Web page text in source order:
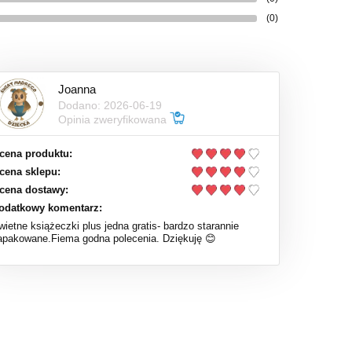
(0)
Joanna
Dodano: 2026-06-19
Opinia zweryfikowana
produktu:
sklepu:
dostawy:
komentarz:
książeczki plus jedna gratis- bardzo starannie
godna polecenia. Dziękuję 😊